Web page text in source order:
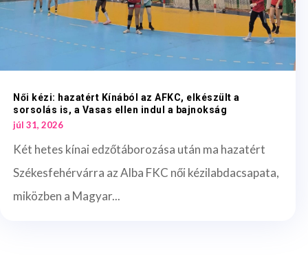
Női kézi: hazatért Kínából az AFKC, elkészült a
sorsolás is, a Vasas ellen indul a bajnokság
júl 31, 2026
Két hetes kínai edzőtáborozása után ma hazatért
Székesfehérvárra az Alba FKC női kézilabdacsapata,
miközben a Magyar...